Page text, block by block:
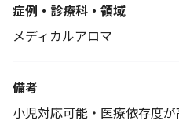
症例・診療科・ 領域
メディカルアロマ
備考
小児対応可能・医療依存度